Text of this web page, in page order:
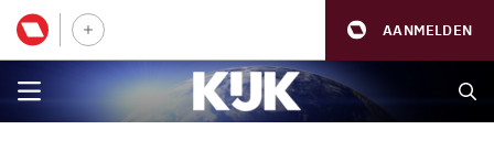
AANMELDEN